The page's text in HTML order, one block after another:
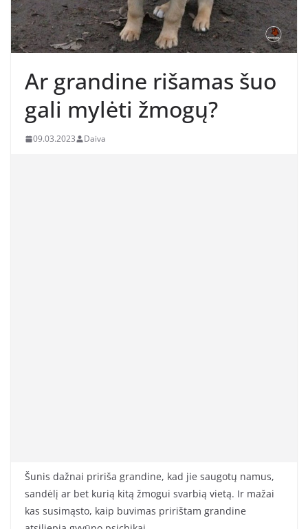
Ar grandine rišamas šuo
gali mylėti žmogų?
09.03.2023 Daiva
Šunis dažnai pririša grandine, kad jie saugotų namus,
sandėlį ar bet kurią kitą žmogui svarbią vietą. Ir mažai
kas susimąsto, kaip buvimas pririštam grandine